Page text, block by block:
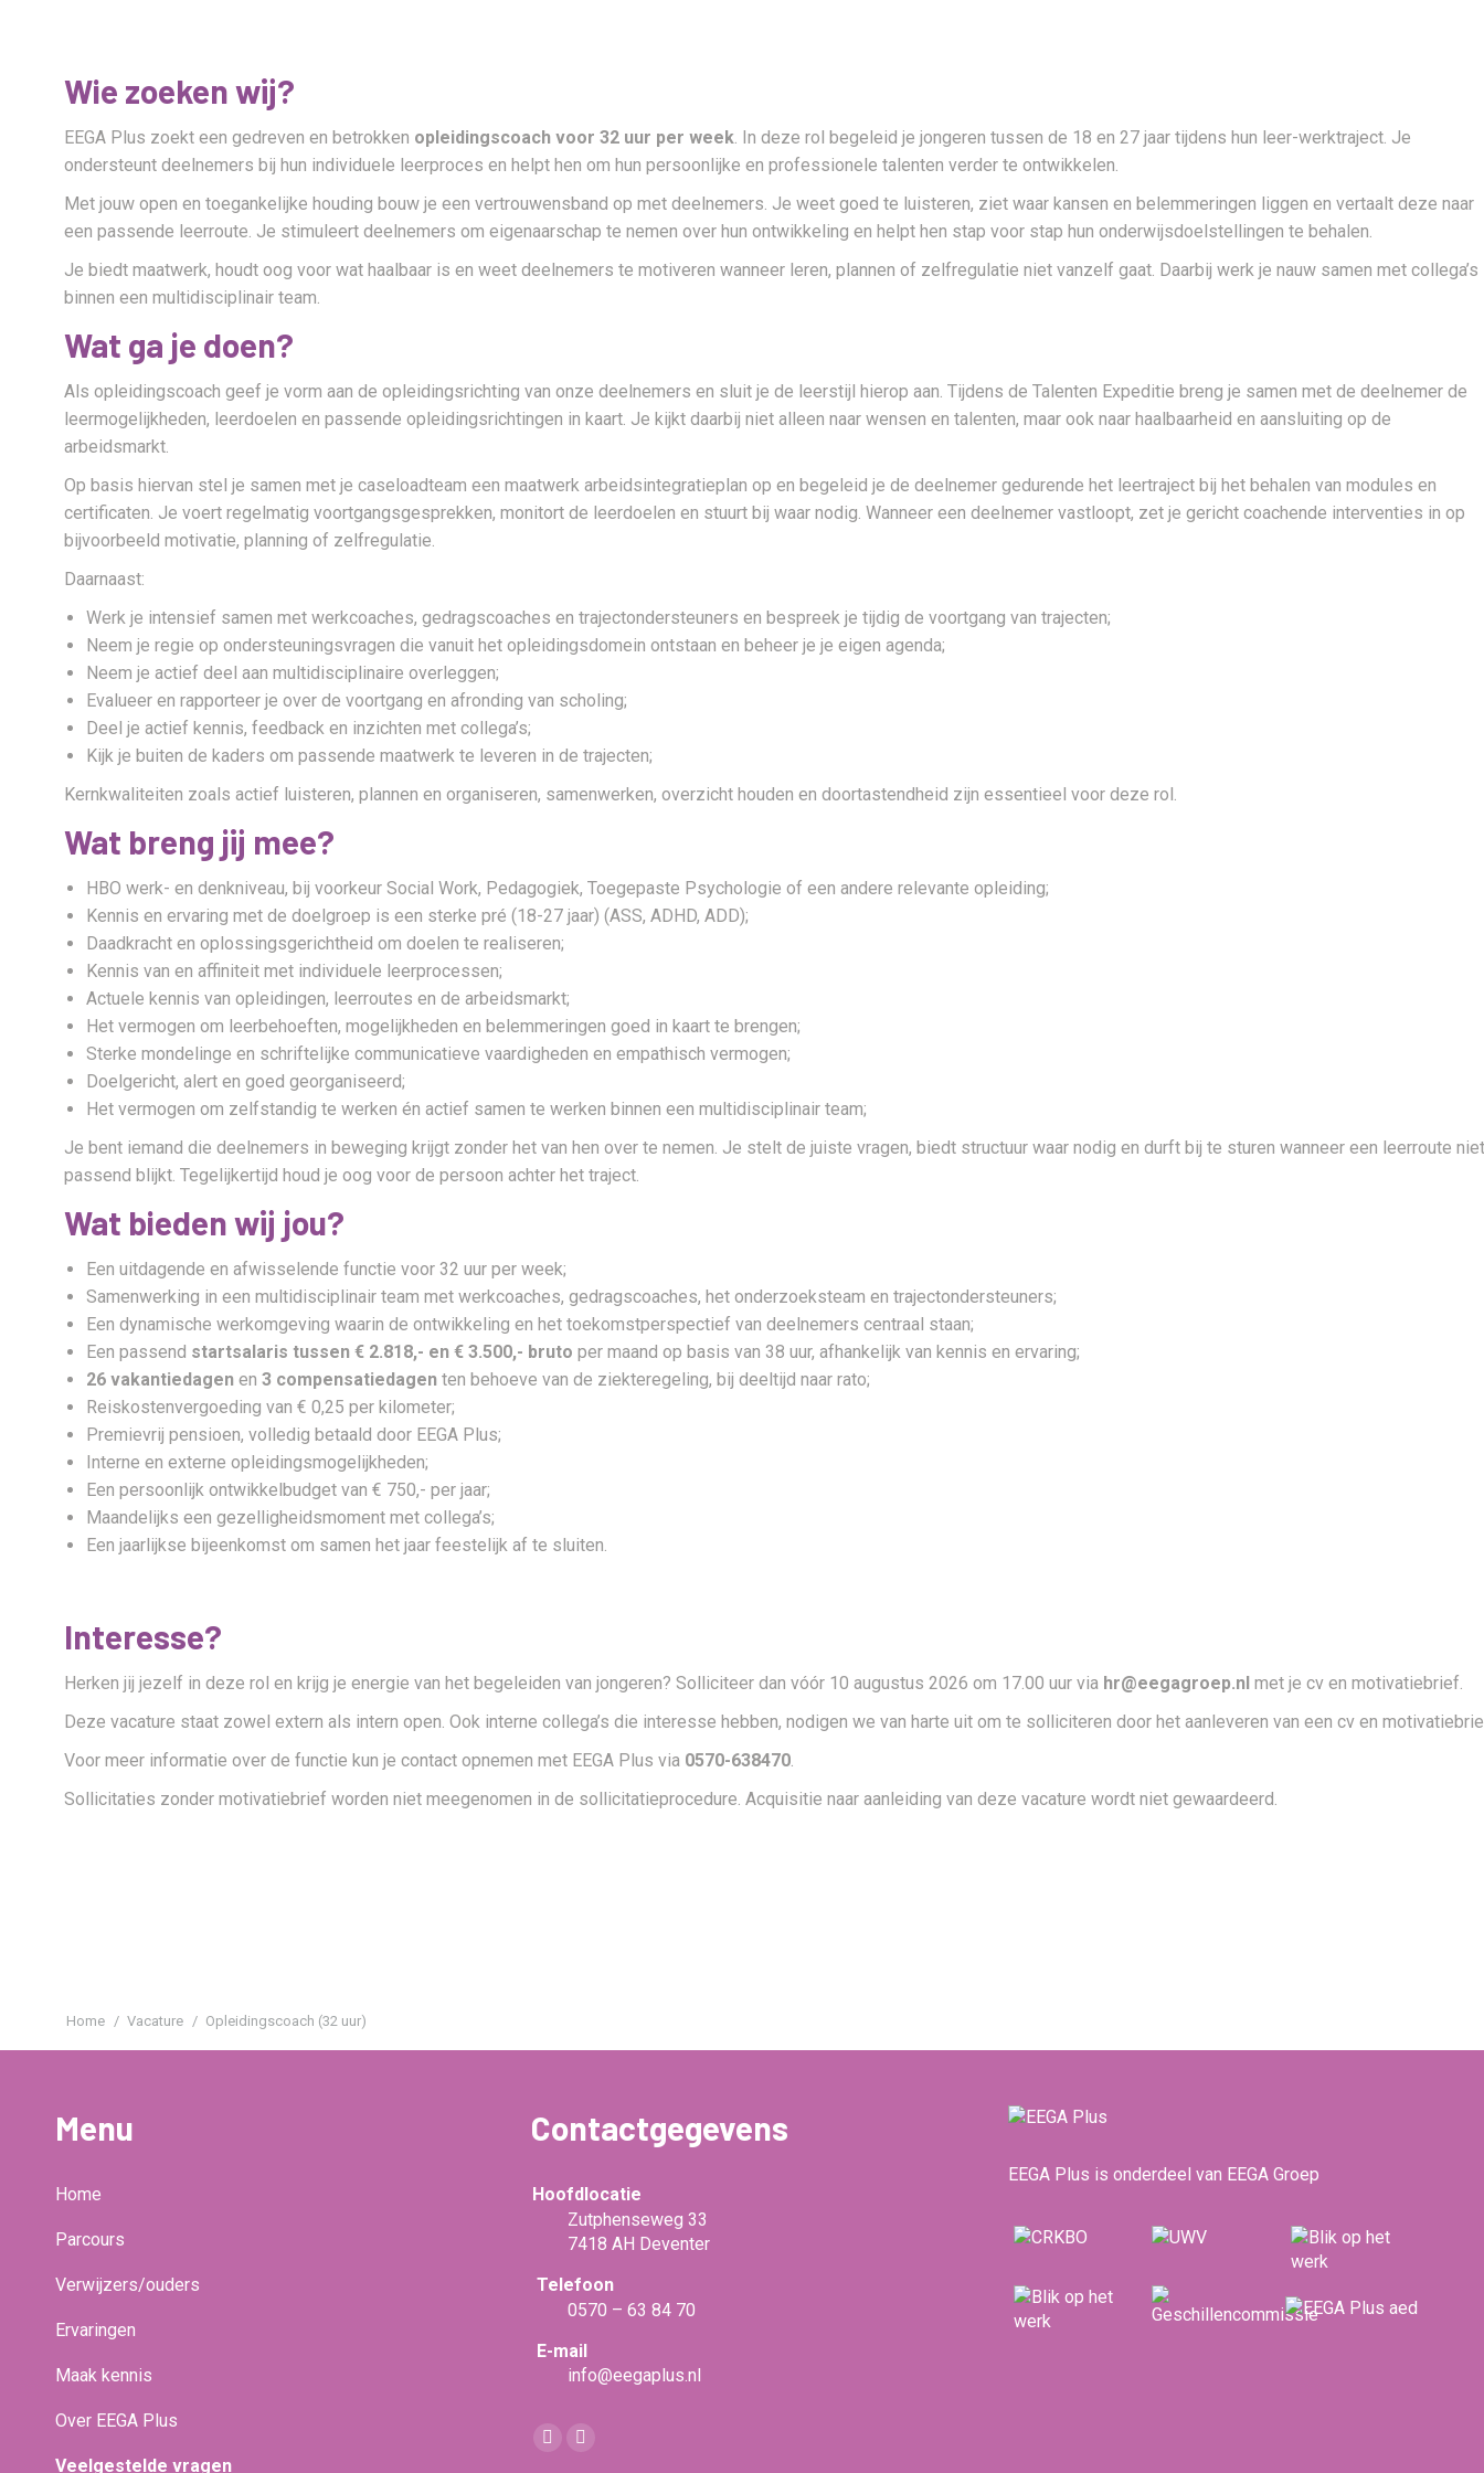
Wie zoeken wij?
EEGA Plus zoekt een gedreven en betrokken opleidingscoach voor 32 uur per week. In deze rol begeleid je jongeren tussen de 18 en 27 jaar tijdens hun leer-werktraject. Je
ondersteunt deelnemers bij hun individuele leerproces en helpt hen om hun persoonlijke en professionele talenten verder te ontwikkelen.
Met jouw open en toegankelijke houding bouw je een vertrouwensband op met deelnemers. Je weet goed te luisteren, ziet waar kansen en belemmeringen liggen en vertaalt deze naar
een passende leerroute. Je stimuleert deelnemers om eigenaarschap te nemen over hun ontwikkeling en helpt hen stap voor stap hun onderwijsdoelstellingen te behalen.
Je biedt maatwerk, houdt oog voor wat haalbaar is en weet deelnemers te motiveren wanneer leren, plannen of zelfregulatie niet vanzelf gaat. Daarbij werk je nauw samen met collega’s
binnen een multidisciplinair team.
Wat ga je doen?
Als opleidingscoach geef je vorm aan de opleidingsrichting van onze deelnemers en sluit je de leerstijl hierop aan. Tijdens de Talenten Expeditie breng je samen met de deelnemer de
leermogelijkheden, leerdoelen en passende opleidingsrichtingen in kaart. Je kijkt daarbij niet alleen naar wensen en talenten, maar ook naar haalbaarheid en aansluiting op de
arbeidsmarkt.
Op basis hiervan stel je samen met je caseloadteam een maatwerk arbeidsintegratieplan op en begeleid je de deelnemer gedurende het leertraject bij het behalen van modules en
certificaten. Je voert regelmatig voortgangsgesprekken, monitort de leerdoelen en stuurt bij waar nodig. Wanneer een deelnemer vastloopt, zet je gericht coachende interventies in op
bijvoorbeeld motivatie, planning of zelfregulatie.
Daarnaast:
Werk je intensief samen met werkcoaches, gedragscoaches en trajectondersteuners en bespreek je tijdig de voortgang van trajecten;
Neem je regie op ondersteuningsvragen die vanuit het opleidingsdomein ontstaan en beheer je je eigen agenda;
Neem je actief deel aan multidisciplinaire overleggen;
Evalueer en rapporteer je over de voortgang en afronding van scholing;
Deel je actief kennis, feedback en inzichten met collega’s;
Kijk je buiten de kaders om passende maatwerk te leveren in de trajecten;
Kernkwaliteiten zoals actief luisteren, plannen en organiseren, samenwerken, overzicht houden en doortastendheid zijn essentieel voor deze rol.
Wat breng jij mee?
HBO werk- en denkniveau, bij voorkeur Social Work, Pedagogiek, Toegepaste Psychologie of een andere relevante opleiding;
Kennis en ervaring met de doelgroep is een sterke pré (18-27 jaar) (ASS, ADHD, ADD);
Daadkracht en oplossingsgerichtheid om doelen te realiseren;
Kennis van en affiniteit met individuele leerprocessen;
Actuele kennis van opleidingen, leerroutes en de arbeidsmarkt;
Het vermogen om leerbehoeften, mogelijkheden en belemmeringen goed in kaart te brengen;
Sterke mondelinge en schriftelijke communicatieve vaardigheden en empathisch vermogen;
Doelgericht, alert en goed georganiseerd;
Het vermogen om zelfstandig te werken én actief samen te werken binnen een multidisciplinair team;
Je bent iemand die deelnemers in beweging krijgt zonder het van hen over te nemen. Je stelt de juiste vragen, biedt structuur waar nodig en durft bij te sturen wanneer een leerroute niet
passend blijkt. Tegelijkertijd houd je oog voor de persoon achter het traject.
Wat bieden wij jou?
Een uitdagende en afwisselende functie voor 32 uur per week;
Samenwerking in een multidisciplinair team met werkcoaches, gedragscoaches, het onderzoeksteam en trajectondersteuners;
Een dynamische werkomgeving waarin de ontwikkeling en het toekomstperspectief van deelnemers centraal staan;
Een passend startsalaris tussen € 2.818,- en € 3.500,- bruto per maand op basis van 38 uur, afhankelijk van kennis en ervaring;
26 vakantiedagenen 3 compensatiedagenten behoeve van de ziekteregeling, bij deeltijd naar rato;
Reiskostenvergoeding van € 0,25 per kilometer;
Premievrij pensioen, volledig betaald door EEGA Plus;
Interne en externe opleidingsmogelijkheden;
Een persoonlijk ontwikkelbudget van € 750,- per jaar;
Maandelijks een gezelligheidsmoment met collega’s;
Een jaarlijkse bijeenkomst om samen het jaar feestelijk af te sluiten.
Interesse?
Herken jij jezelf in deze rol en krijg je energie van het begeleiden van jongeren? Solliciteer dan vóór 10 augustus 2026 om 17.00 uur via hr@eegagroep.nlmet je cv en motivatiebrief.
Deze vacature staat zowel extern als intern open. Ook interne collega’s die interesse hebben, nodigen we van harte uit om te solliciteren door het aanleveren van een cv en
Voor meer informatie over de functie kun je contact opnemen met EEGA Plus via 0570-638470.
Sollicitaties zonder motivatiebrief worden niet meegenomen in de sollicitatieprocedure. Acquisitie naar aanleiding van deze vacature wordt niet gewaardeerd.
Home Vacature Opleidingscoach (32 uur)
Menu
Home
Parcours
Verwijzers/ouders
Ervaringen
Maak kennis
Over EEGA Plus
Veelgestelde vragen
Contactgegevens
Hoofdlocatie
Zutphenseweg 33
7418 AH Deventer
Telefoon
0570 – 63 84 70
E-mail
info@eegaplus.nl
Vind ons op:
EEGA Plus is onderdeel van EEGA Groep